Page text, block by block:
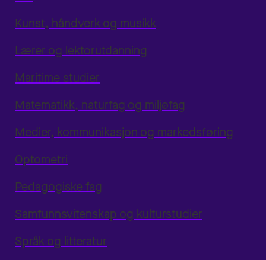
Kunst, håndverk og musikk
Lærer og lektorutdanning
Maritime studier
Matematikk, naturfag og miljøfag
Medier, kommunikasjon og markedsføring
Optometri
Pedagogiske fag
Samfunnsvitenskap og kulturstudier
Språk og litteratur